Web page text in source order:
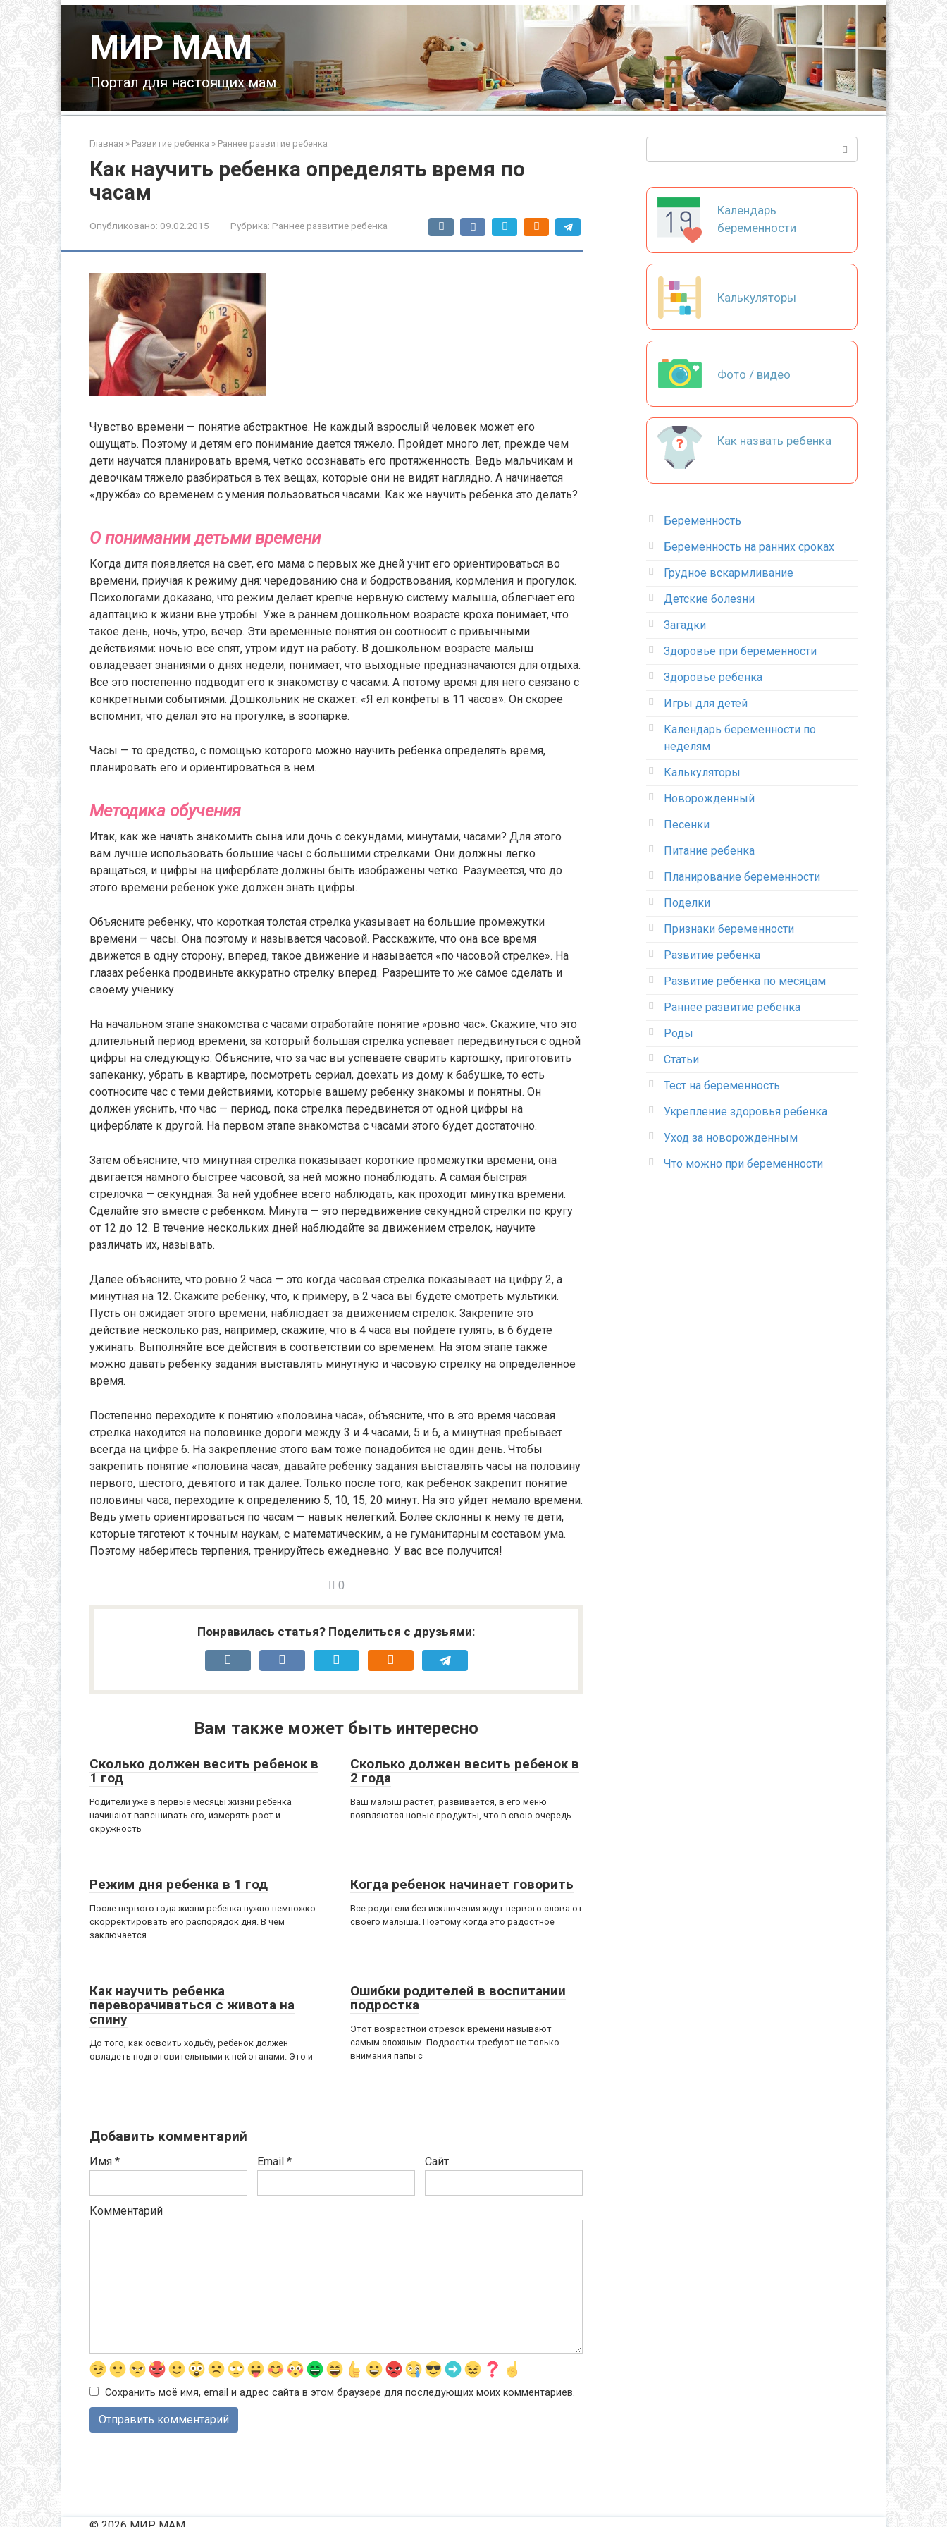
МИР МАМ
Портал для настоящих мам
Главная » Развитие ребенка » Раннее развитие ребенка
Как научить ребенка определять время по
часам
Опубликовано: 09.02.2015 Рубрика: Раннее развитие ребенка
Чувство времени — понятие абстрактное. Не каждый взрослый человек может его
ощущать. Поэтому и детям его понимание дается тяжело. Пройдет много лет, прежде чем
дети научатся планировать время, четко осознавать его протяженность. Ведь мальчикам и
девочкам тяжело разбираться в тех вещах, которые они не видят наглядно. А начинается
«дружба» со временем с умения пользоваться часами. Как же научить ребенка это делать?
О понимании детьми времени
Когда дитя появляется на свет, его мама с первых же дней учит его ориентироваться во
времени, приучая к режиму дня: чередованию сна и бодрствования, кормления и прогулок.
Психологами доказано, что режим делает крепче нервную систему малыша, облегчает его
адаптацию к жизни вне утробы. Уже в раннем дошкольном возрасте кроха понимает, что
такое день, ночь, утро, вечер. Эти временные понятия он соотносит с привычными
действиями: ночью все спят, утром идут на работу. В дошкольном возрасте малыш
овладевает знаниями о днях недели, понимает, что выходные предназначаются для отдыха.
Все это постепенно подводит его к знакомству с часами. А потому время для него связано с
конкретными событиями. Дошкольник не скажет: «Я ел конфеты в 11 часов». Он скорее
вспомнит, что делал это на прогулке, в зоопарке.
Часы — то средство, с помощью которого можно научить ребенка определять время,
планировать его и ориентироваться в нем.
Методика обучения
Итак, как же начать знакомить сына или дочь с секундами, минутами, часами? Для этого
вам лучше использовать большие часы с большими стрелками. Они должны легко
вращаться, и цифры на циферблате должны быть изображены четко. Разумеется, что до
этого времени ребенок уже должен знать цифры.
Объясните ребенку, что короткая толстая стрелка указывает на большие промежутки
времени — часы. Она поэтому и называется часовой. Расскажите, что она все время
движется в одну сторону, вперед, такое движение и называется «по часовой стрелке». На
глазах ребенка продвиньте аккуратно стрелку вперед. Разрешите то же самое сделать и
своему ученику.
На начальном этапе знакомства с часами отработайте понятие «ровно час». Скажите, что это
длительный период времени, за который большая стрелка успевает передвинуться с одной
цифры на следующую. Объясните, что за час вы успеваете сварить картошку, приготовить
запеканку, убрать в квартире, посмотреть сериал, доехать из дому к бабушке, то есть
соотносите час с теми действиями, которые вашему ребенку знакомы и понятны. Он
должен уяснить, что час — период, пока стрелка передвинется от одной цифры на
циферблате к другой. На первом этапе знакомства с часами этого будет достаточно.
Затем объясните, что минутная стрелка показывает короткие промежутки времени, она
двигается намного быстрее часовой, за ней можно понаблюдать. А самая быстрая
стрелочка — секундная. За ней удобнее всего наблюдать, как проходит минутка времени.
Сделайте это вместе с ребенком. Минута — это передвижение секундной стрелки по кругу
от 12 до 12. В течение нескольких дней наблюдайте за движением стрелок, научите
различать их, называть.
Далее объясните, что ровно 2 часа — это когда часовая стрелка показывает на цифру 2, а
минутная на 12. Скажите ребенку, что, к примеру, в 2 часа вы будете смотреть мультики.
Пусть он ожидает этого времени, наблюдает за движением стрелок. Закрепите это
действие несколько раз, например, скажите, что в 4 часа вы пойдете гулять, в 6 будете
ужинать. Выполняйте все действия в соответствии со временем. На этом этапе также
можно давать ребенку задания выставлять минутную и часовую стрелку на определенное
время.
Постепенно переходите к понятию «половина часа», объясните, что в это время часовая
стрелка находится на половинке дороги между 3 и 4 часами, 5 и 6, а минутная пребывает
всегда на цифре 6. На закрепление этого вам тоже понадобится не один день. Чтобы
закрепить понятие «половина часа», давайте ребенку задания выставлять часы на половину
первого, шестого, девятого и так далее. Только после того, как ребенок закрепит понятие
половины часа, переходите к определению 5, 10, 15, 20 минут. На это уйдет немало времени.
Ведь уметь ориентироваться по часам — навык нелегкий. Более склонны к нему те дети,
которые тяготеют к точным наукам, с математическим, а не гуманитарным составом ума.
Поэтому наберитесь терпения, тренируйтесь ежедневно. У вас все получится!
0
Понравилась статья? Поделиться с друзьями:
Вам также может быть интересно
Сколько должен весить ребенок в
1 год
Родители уже в первые месяцы жизни ребенка
начинают взвешивать его, измерять рост и
окружность
Сколько должен весить ребенок в
2 года
Ваш малыш растет, развивается, в его меню
появляются новые продукты, что в свою очередь
Режим дня ребенка в 1 год
После первого года жизни ребенка нужно немножко
скорректировать его распорядок дня. В чем
заключается
Когда ребенок начинает говорить
Все родители без исключения ждут первого слова от
своего малыша. Поэтому когда это радостное
Как научить ребенка
переворачиваться с живота на
спину
До того, как освоить ходьбу, ребенок должен
овладеть подготовительными к ней этапами. Это и
Ошибки родителей в воспитании
подростка
Этот возрастной отрезок времени называют
самым сложным. Подростки требуют не только
внимания папы с
Добавить комментарий
Имя * Email * Сайт
Комментарий
Сохранить моё имя, email и адрес сайта в этом браузере для последующих моих комментариев.
Календарь
беременности
Калькуляторы
Фото / видео
Как назвать ребенка
Беременность
Беременность на ранних сроках
Грудное вскармливание
Детские болезни
Загадки
Здоровье при беременности
Здоровье ребенка
Игры для детей
Календарь беременности по
неделям
Калькуляторы
Новорожденный
Песенки
Питание ребенка
Планирование беременности
Поделки
Признаки беременности
Развитие ребенка
Развитие ребенка по месяцам
Раннее развитие ребенка
Роды
Статьи
Тест на беременность
Укрепление здоровья ребенка
Уход за новорожденным
Что можно при беременности